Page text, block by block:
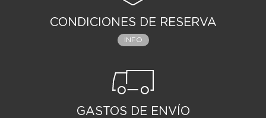
Ediciones para crear una historia nueva y única para
esta edición.
CONDICIONES DE RESERVA
INFO
GASTOS DE ENVÍO